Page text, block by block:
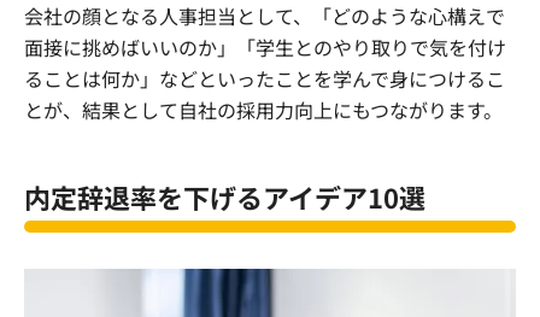
会社の顔となる人事担当として、「どのような心構えで
面接に挑めばいいのか」「学生とのやり取りで気を付け
ることは何か」などといったことを学んで身につけるこ
とが、結果として自社の採用力向上にもつながります。
内定辞退率を下げるアイデア10選